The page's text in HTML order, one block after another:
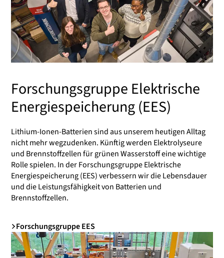
Forschungsgruppe Elektrische
Energiespeicherung (EES)
Lithium-Ionen-Batterien sind aus unserem heutigen Alltag
nicht mehr wegzudenken. Künftig werden Elektrolyseure
und Brennstoffzellen für grünen Wasserstoff eine wichtige
Rolle spielen. In der Forschungsgruppe Elektrische
Energiespeicherung (EES) verbessern wir die Lebensdauer
und die Leistungsfähigkeit von Batterien und
Brennstoffzellen.
Forschungsgruppe EES